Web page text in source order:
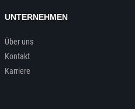
UNTERNEHMEN
Über uns
Kontakt
Karriere